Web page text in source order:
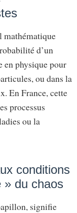
mathématique
d’un
en physique pour
ou dans la
En France, cette
processus
ou la
conditions
» du chaos
signifie